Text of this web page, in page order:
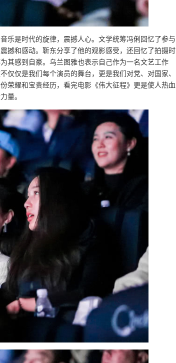
乐是时代的旋律，震撼人心。文学统筹冯俐回忆了参与
撼和感动。靳东分享了他的观影感受，还回忆了拍摄时
其感到自豪。乌兰图雅也表示自己作为一名文艺工作
仅是我们每个演员的舞台，更是我们对党、对国家、
荣耀和宝贵经历，看完电影《伟大征程》更是使人热血
量。